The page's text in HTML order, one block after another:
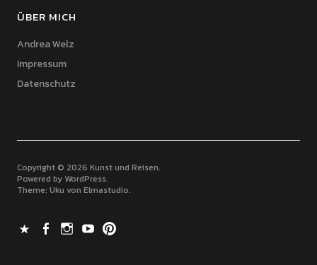
ÜBER MICH
Andrea Welz
Impressum
Datenschutz
Copyright © 2026 Kunst und Reisen
Powered by WordPress
Theme: Uku von Elmastudio